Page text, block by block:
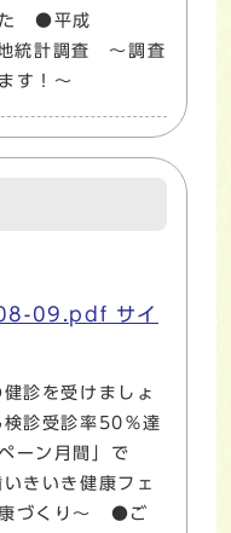
た ●平成
統計調査 ～調査
す！～
09.pdf サイ
診を受けましょ
診受診率50％達
ーン月間」で
いき健康フェ
づくり～ ●ご